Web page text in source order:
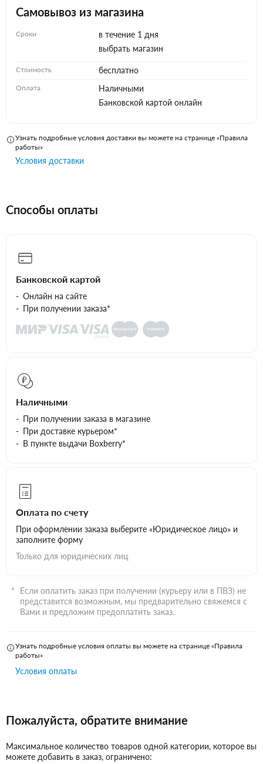
Самовывоз из магазина
Сроки
в течение 1 дня
выбрать магазин
Стоимость бесплатно
Оплата
Наличными
Банковской картой онлайн
Узнать подробные условия доставки вы можете на странице «Правила
работы»
Условия доставки
Способы оплаты
Банковской картой
Онлайн на сайте
При получении заказа*
Наличными
При получении заказа в магазине
При доставке курьером*
В пункте выдачи Boxberry*
Оплата по счету
При оформлении заказа выберите «Юридическое лицо» и
заполните форму
Только для юридических лиц
Если оплатить заказ при получении (курьеру или в ПВЗ) не
представится возможным, мы предварительно свяжемся с
Вами и предложим предоплатить заказ.
Узнать подробные условия оплаты вы можете на странице «Правила
работы»
Условия оплаты
Пожалуйста, обратите внимание
Максимальное количество товаров одной категории, которое вы
можете добавить в заказ, ограничено: